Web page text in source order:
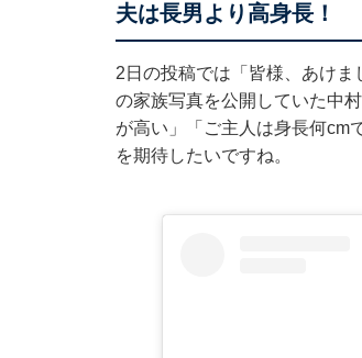
夫は長男より高身長！
2日の投稿では「皆様、あけ
の家族写真を公開していた中
が高い」「ご主人は身長何cm
を期待したいですね。